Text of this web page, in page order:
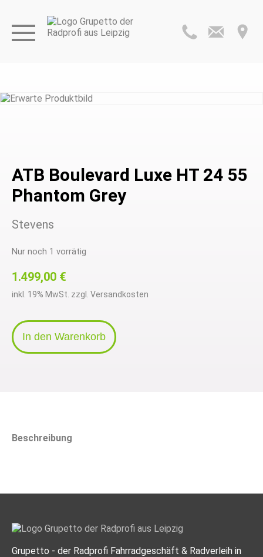
ATB Boulevard Luxe HT 24 55
Phantom Grey
Stevens
Nur noch 1 vorrätig
1.499,00 €
inkl. 19% MwSt. zzgl. Versandkosten
In den Warenkorb
Beschreibung
Grupetto - der Radprofi Fahrradgeschäft & Radverleih in